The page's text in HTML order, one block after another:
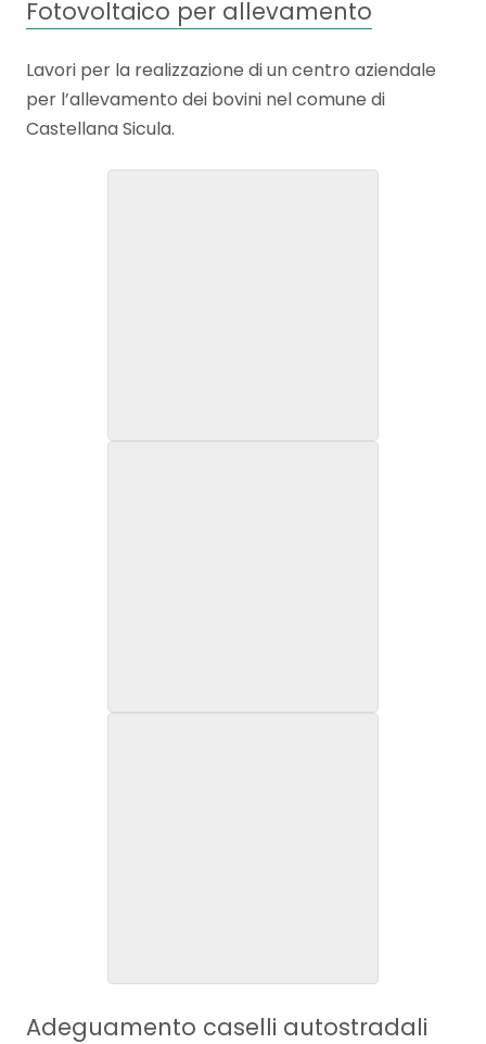
Fotovoltaico per allevamento
Lavori per la realizzazione di un centro aziendale
per l’allevamento dei bovini nel comune di
Castellana Sicula.
Adeguamento caselli autostradali